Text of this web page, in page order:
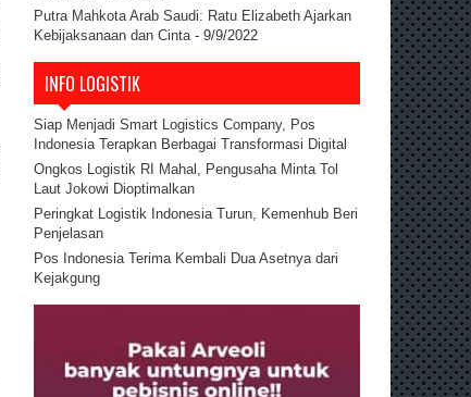
Putra Mahkota Arab Saudi: Ratu Elizabeth Ajarkan
Kebijaksanaan dan Cinta - 9/9/2022
INFO LOGISTIK
Siap Menjadi Smart Logistics Company, Pos
Indonesia Terapkan Berbagai Transformasi Digital
Ongkos Logistik RI Mahal, Pengusaha Minta Tol
Laut Jokowi Dioptimalkan
Peringkat Logistik Indonesia Turun, Kemenhub Beri
Penjelasan
Pos Indonesia Terima Kembali Dua Asetnya dari
Kejakgung